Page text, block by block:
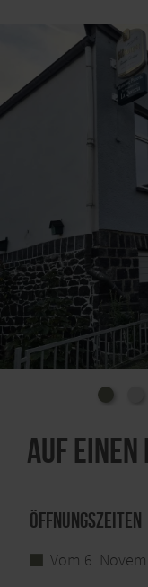
Auf
Öffnungszeiten
Vom 6.